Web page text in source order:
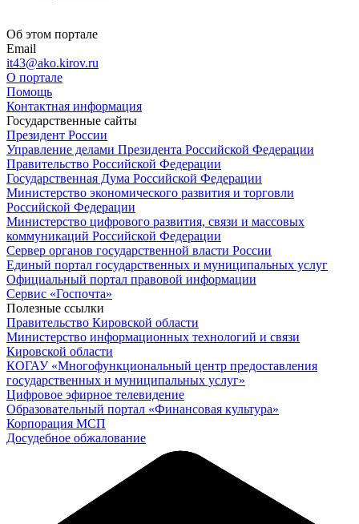
Об этом портале
Email
it43@ako.kirov.ru
О портале
Помощь
Контактная информация
Государственные сайты
Президент России
Управление делами Президента Российской Федерации
Правительство Российской Федерации
Государственная Дума Российской Федерации
Министерство экономического развития и торговли
Российской Федерации
Министерство цифрового развития, связи и массовых
коммуникаций Российской Федерации
Сервер органов государственной власти России
Единый портал государственных и муниципальных услуг
Официальный портал правовой информации
Cервис «Госпочта»
Полезные ссылки
Правительство Кировской области
Министерство информационных технологий и связи
Кировской области
КОГАУ «Многофункциональный центр предоставления
государственных и муниципальных услуг»
Цифровое эфирное телевидение
Образовательный портал «Финансовая культура»
Корпорация МСП
Досудебное обжалование